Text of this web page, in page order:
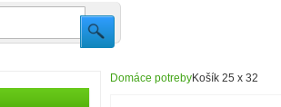
Domáce potrebyKošík 25 x 32